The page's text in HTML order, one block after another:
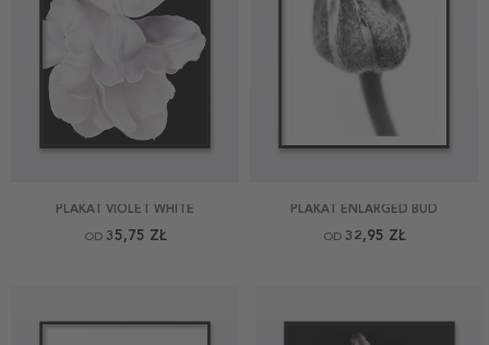
PLAKAT VIOLET WHITE
OD 35,75 ZŁ
PLAKAT ENLARGED BUD
OD 32,95 ZŁ